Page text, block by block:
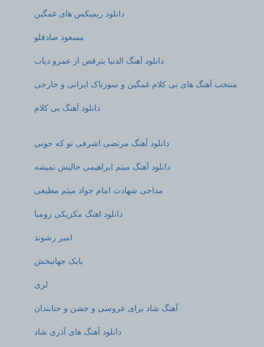
دانلود ریمیکس های غمگین
مسعود صادقلو
دانلود آهنگ الدنیا بترقص از عمرو دیاب
منتخب آهنگ های بی کلام غمگین و سوزناک ایرانی و خارجی
دانلود آهنگ بی کلام
دانلود آهنگ مرتضی اشرفی تو که جونی
دانلود آهنگ میثم ابراهیمی حالیش نمیشه
مداحی شهادت امام جواد میثم مطیعی
دانلود اهنگ مکزیکی زومبا
امیر رشوند
بابک جهانبخش
لری
آهنگ شاد برای عروسی و جشن و حنابندان
دانلود آهنگ های آذری شاد